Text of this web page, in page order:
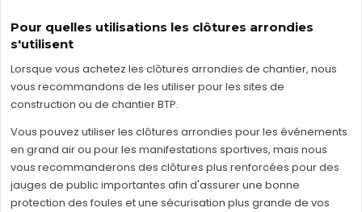
Pour quelles utilisations les clôtures arrondies
s'utilisent
Lorsque vous achetez les clôtures arrondies de chantier, nous
vous recommandons de les utiliser pour les sites de
construction ou de chantier BTP.
Vous pouvez utiliser les clôtures arrondies pour les événements
en grand air ou pour les manifestations sportives, mais nous
vous recommanderons des clôtures plus renforcées pour des
jauges de public importantes afin d'assurer une bonne
protection des foules et une sécurisation plus grande de vos